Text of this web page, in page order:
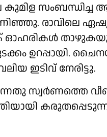
കുമിള
രാവിലെ
ഓഹരികള്‍
ഉറപ്പായി.
ഇടിവ് നേരിട്ടു.
സ്വര്‍ണത്തെ